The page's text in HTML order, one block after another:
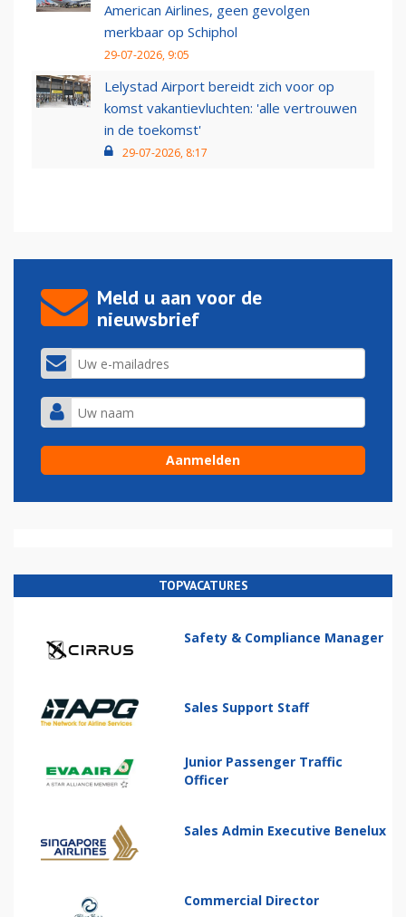
American Airlines, geen gevolgen
merkbaar op Schiphol
29-07-2026, 9:05
Lelystad Airport bereidt zich voor op
komst vakantievluchten: 'alle vertrouwen
in de toekomst'
29-07-2026, 8:17
Meld u aan voor de
nieuwsbrief
TOPVACATURES
Safety & Compliance Manager
Sales Support Staff
Junior Passenger Traffic
Officer
Sales Admin Executive Benelux
Commercial Director